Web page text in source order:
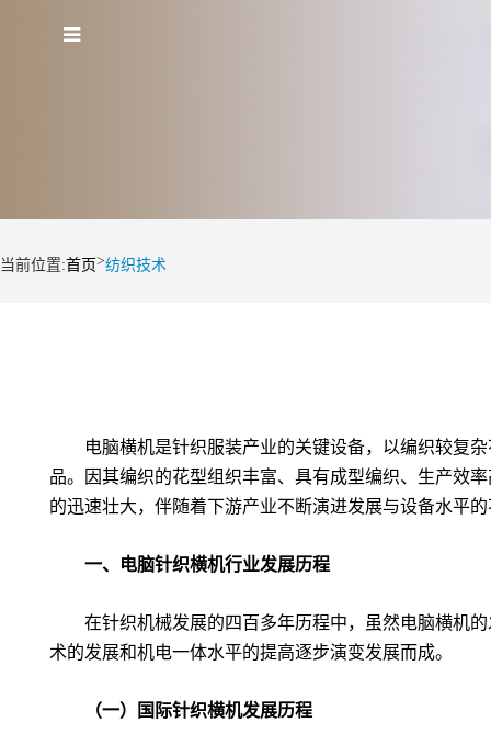
当前位置:首页>纺织技术
电脑横机是针织服装产业的关键设备，以编织较复
品。因其编织的花型组织丰富、具有成型编织、生产效
的迅速壮大，伴随着下游产业不断演进发展与设备水平
一、电脑针织横机行业发展历程
在针织机械发展的四百多年历程中，虽然电脑横机
术的发展和机电一体水平的提高逐步演变发展而成。
（一）国际针织横机发展历程